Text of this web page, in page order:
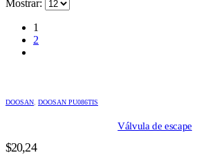
Mostrar:
1
2
DOOSAN DOOSAN PU086TIS
Válvula de escape
$20,24